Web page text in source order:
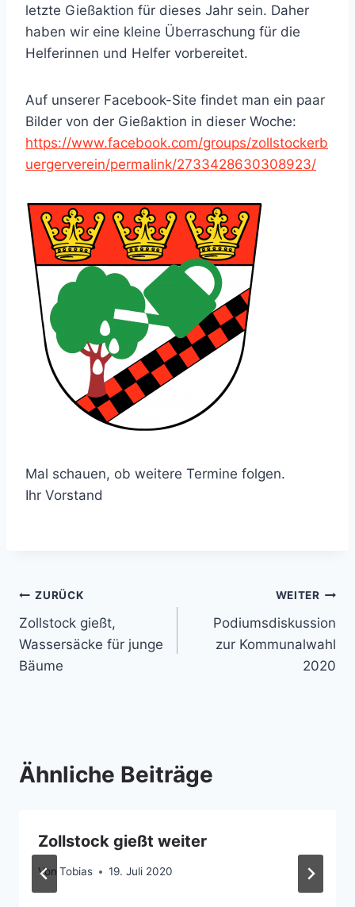
letzte Gießaktion für dieses Jahr sein. Daher
haben wir eine kleine Überraschung für die
Helferinnen und Helfer vorbereitet.
Auf unserer Facebook-Site findet man ein paar
Bilder von der Gießaktion in dieser Woche:
https://www.facebook.com/groups/zollstockerb
uergerverein/permalink/2733428630308923/
Mal schauen, ob weitere Termine folgen.
Ihr Vorstand
Beitragsnavigation
ZURÜCK
Zollstock gießt,
Wassersäcke für junge
Bäume
WEITER
Podiumsdiskussion
zur Kommunalwahl
2020
Ähnliche Beiträge
Zollstock gießt weiter
Von Tobias 19. Juli 2020